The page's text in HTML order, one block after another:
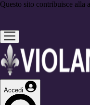
Questo sito contribuisce alla
Accedi